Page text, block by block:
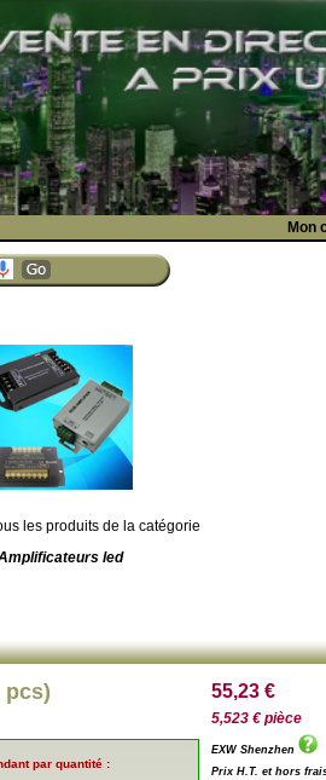
Mon
les produits de la catégorie
led
pcs)
par quantité :
55,23 €
5,523 € pièce
EXW Shenzhen
Prix H.T. et hors